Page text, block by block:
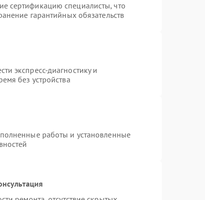
сертификацию специалисты, что
гарантийных обязательств
экспресс-диагностику и
без устройства
работы и установленные